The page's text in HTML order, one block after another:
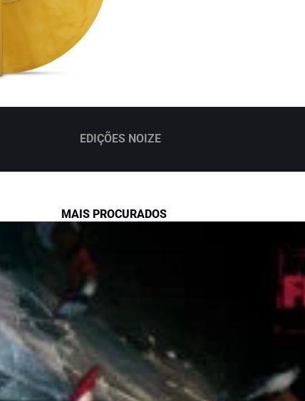
EDIÇÕES NOIZE
MAIS PROCURADOS